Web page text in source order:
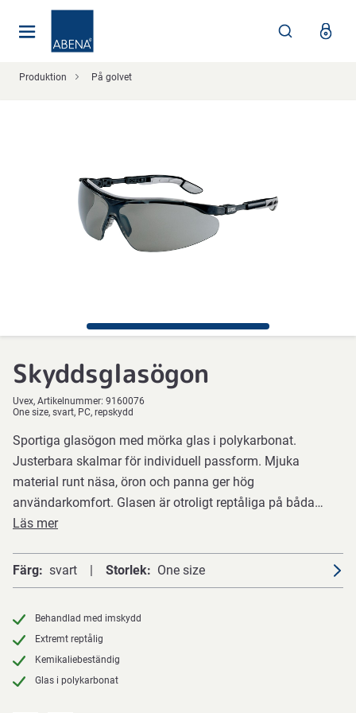
Produktion På golvet
Skyddsglasögon
Uvex Artikelnummer: 9160076
One size, svart, PC, repskydd
Sportiga glasögon med mörka glas i polykarbonat.
Justerbara skalmar för individuell passform. Mjuka
material runt näsa, öron och panna ger hög
användarkomfort. Glasen är otroligt reptåliga på båda…
Läs mer
Färg svart Storlek One size
Behandlad med imskydd
Extremt reptålig
Kemikaliebeständig
Glas i polykarbonat